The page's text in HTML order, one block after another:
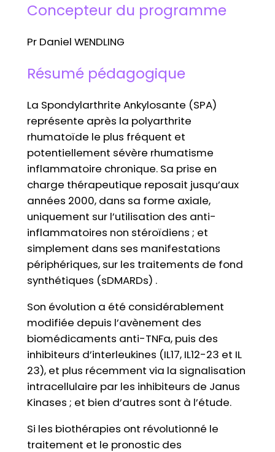
Concepteur du programme
Pr Daniel WENDLING
Résumé pédagogique
La Spondylarthrite Ankylosante (SPA)
représente après la polyarthrite
rhumatoïde le plus fréquent et
potentiellement sévère rhumatisme
inflammatoire chronique. Sa prise en
charge thérapeutique reposait jusqu’aux
années 2000, dans sa forme axiale,
uniquement sur l’utilisation des anti-
inflammatoires non stéroïdiens ; et
simplement dans ses manifestations
périphériques, sur les traitements de fond
synthétiques (sDMARDs) .
Son évolution a été considérablement
modifiée depuis l’avènement des
biomédicaments anti-TNFa, puis des
inhibiteurs d’interleukines (IL17, IL12-23 et IL
23), et plus récemment via la signalisation
intracellulaire par les inhibiteurs de Janus
Kinases ; et bien d’autres sont à l’étude.
Si les biothérapies ont révolutionné le
traitement et le pronostic des